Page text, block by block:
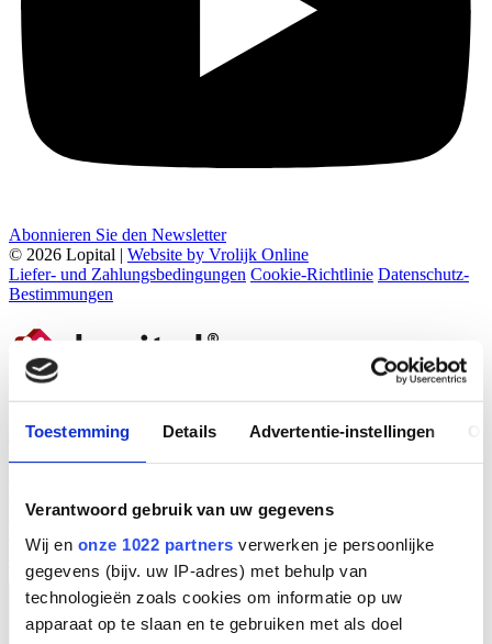
Toestemming Details Advertentie-instellingen
Verantwoord gebruik van uw gegevens
Wij en onze 1022 partners verwerken je persoonlijke
gegevens (bijv. uw IP-adres) met behulp van
technologieën zoals cookies om informatie op uw
apparaat op te slaan en te gebruiken met als doel
Abonnieren Sie den Newsletter
© 2026 Lopital | Website by Vrolijk Online
Liefer- und Zahlungsbedingungen Cookie-Richtlinie Datenschutz-
Bestimmungen
Produkte
Produkte
Duschstuhlen & Toilettenstuhlen
Duschliegen /
DuschwagenAnkleideliegen Manuelle Transferhilfen
Wissensbasis Newsletter Unser Unternehmen Lopital